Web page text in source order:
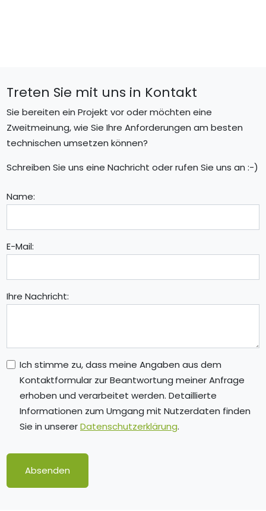
Treten Sie mit uns in Kontakt
Sie bereiten ein Projekt vor oder möchten eine
Zweitmeinung, wie Sie Ihre Anforderungen am besten
technischen umsetzen können?
Schreiben Sie uns eine Nachricht oder rufen Sie uns an :-)
Name:
E-Mail:
Ihre Nachricht:
Ich stimme zu, dass meine Angaben aus dem
Kontaktformular zur Beantwortung meiner Anfrage
erhoben und verarbeitet werden. Detaillierte
Informationen zum Umgang mit Nutzerdaten finden
Sie in unsererDatenschutzerklärung.
Absenden